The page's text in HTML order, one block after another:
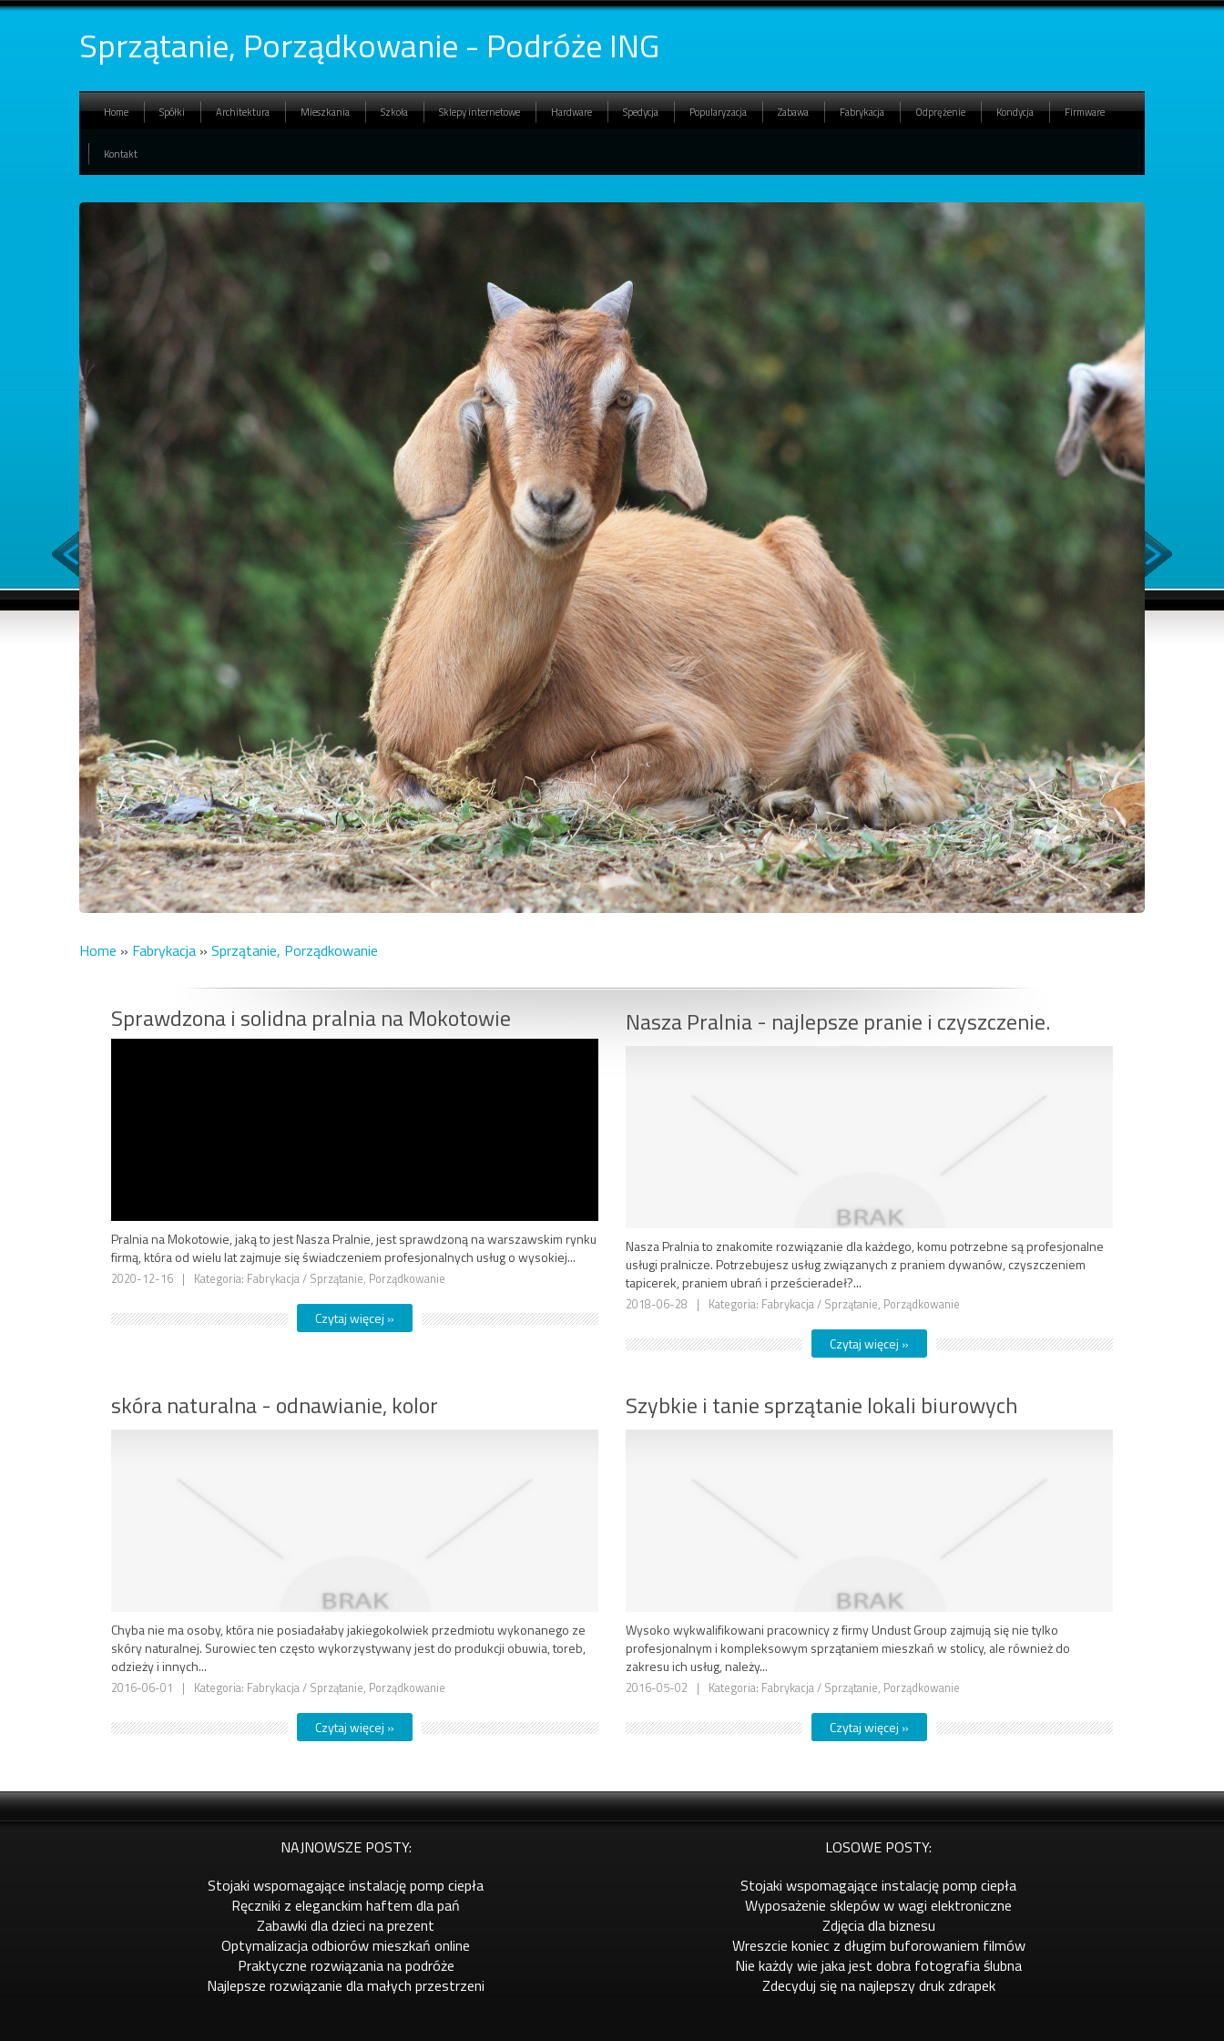
Sprzątanie, Porządkowanie - Podróże ING
Home Spółki Architektura Mieszkania Szkoła Sklepy internetowe Hardware Spedycja Popularyzacja Zabawa Fabrykacja Odprężenie Kondycja Firmware
Kontakt
Home » Fabrykacja » Sprzątanie, Porządkowanie
Sprawdzona i solidna pralnia na Mokotowie
Pralnia na Mokotowie, jaką to jest Nasza Pralnie, jest sprawdzoną na warszawskim rynku
firmą, która od wielu lat zajmuje się świadczeniem profesjonalnych usług o wysokiej...
2020-12-16 | Kategoria: Fabrykacja / Sprzątanie, Porządkowanie
Czytaj więcej »
Nasza Pralnia - najlepsze pranie i czyszczenie.
Nasza Pralnia to znakomite rozwiązanie dla każdego, komu potrzebne są profesjonalne
usługi pralnicze. Potrzebujesz usług związanych z praniem dywanów, czyszczeniem
tapicerek, praniem ubrań i prześcieradeł?...
2018-06-28 | Kategoria: Fabrykacja / Sprzątanie, Porządkowanie
Czytaj więcej »
skóra naturalna - odnawianie, kolor
Chyba nie ma osoby, która nie posiadałaby jakiegokolwiek przedmiotu wykonanego ze
skóry naturalnej. Surowiec ten często wykorzystywany jest do produkcji obuwia, toreb,
odzieży i innych...
2016-06-01 | Kategoria: Fabrykacja / Sprzątanie, Porządkowanie
Czytaj więcej »
Szybkie i tanie sprzątanie lokali biurowych
Wysoko wykwalifikowani pracownicy z firmy Undust Group zajmują się nie tylko
profesjonalnym i kompleksowym sprzątaniem mieszkań w stolicy, ale również do
zakresu ich usług, należy...
2016-05-02 | Kategoria: Fabrykacja / Sprzątanie, Porządkowanie
Czytaj więcej »
NAJNOWSZE POSTY:
Stojaki wspomagające instalację pomp ciepła
Ręczniki z eleganckim haftem dla pań
Zabawki dla dzieci na prezent
Optymalizacja odbiorów mieszkań online
Praktyczne rozwiązania na podróże
Najlepsze rozwiązanie dla małych przestrzeni
LOSOWE POSTY:
Stojaki wspomagające instalację pomp ciepła
Wyposażenie sklepów w wagi elektroniczne
Zdjęcia dla biznesu
Wreszcie koniec z długim buforowaniem filmów
Nie każdy wie jaka jest dobra fotografia ślubna
Zdecyduj się na najlepszy druk zdrapek